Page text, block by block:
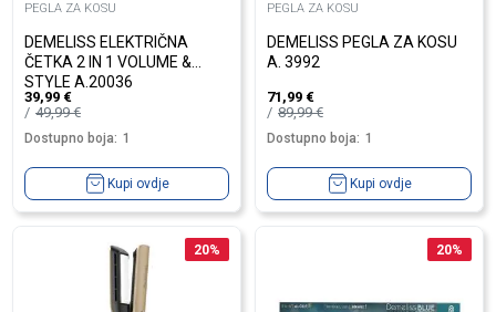
PEGLA ZA KOSU
DEMELISS ELEKTRIČNA
ČETKA 2 IN 1 VOLUME &
STYLE A.20036
39,99 €
49,99€
Dostupno boja: 1
Kupi ovdje
PEGLA ZA KOSU
DEMELISS PEGLA ZA KOSU
A. 3992
71,99 €
89,99€
Dostupno boja: 1
Kupi ovdje
20% 20%